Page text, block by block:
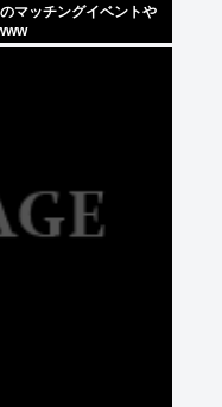
マッチングイベントや